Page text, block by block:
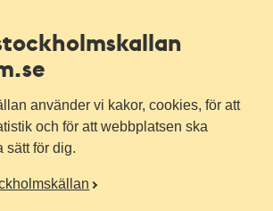
använder vi kakor, cookies, för att
och för att webbplatsen ska
sätt för dig.